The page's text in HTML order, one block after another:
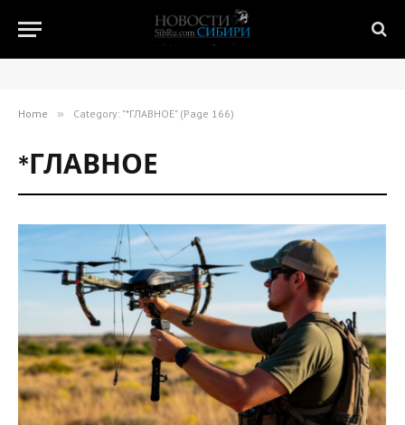
Home » Category: "*ГЛАВНОЕ" (Page 166)
*ГЛАВНОЕ